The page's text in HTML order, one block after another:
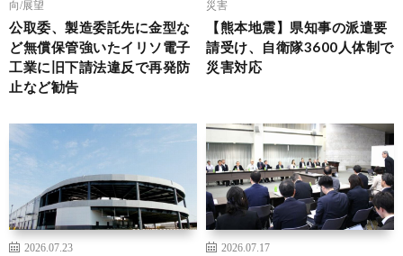
向/展望
公取委、製造委託先に金型な
ど無償保管強いたイリソ電子
工業に旧下請法違反で再発防
止など勧告
災害
【熊本地震】県知事の派遣要
請受け、自衛隊3600人体制で
災害対応
2026.07.23
2026.07.17